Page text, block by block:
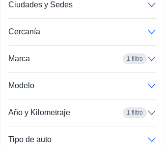
Ciudades y Sedes
Cercanía
Marca 1 filtro
Modelo
Año y Kilometraje 1 filtro
Tipo de auto